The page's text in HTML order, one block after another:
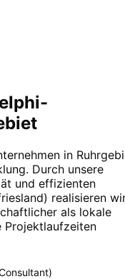
in
. Durch unsere
und effizienten
realisieren
als lokale
Projektlaufzeiten
)